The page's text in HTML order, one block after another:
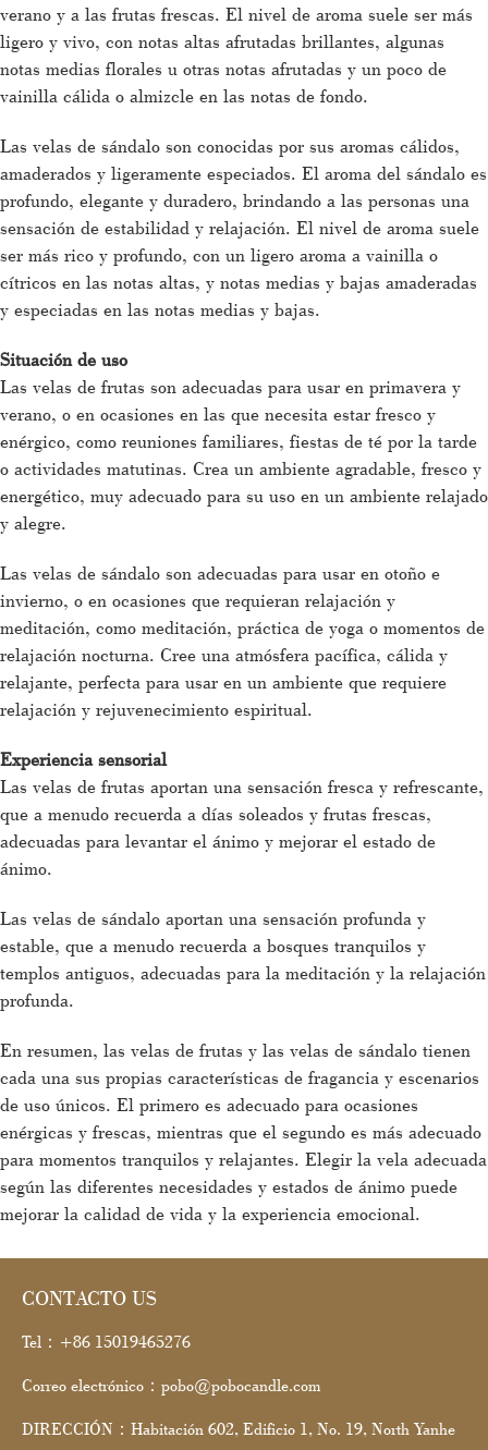
verano y a las frutas frescas. El nivel de aroma suele ser más
ligero y vivo, con notas altas afrutadas brillantes, algunas
notas medias florales u otras notas afrutadas y un poco de
vainilla cálida o almizcle en las notas de fondo.
Las velas de sándalo son conocidas por sus aromas cálidos,
amaderados y ligeramente especiados. El aroma del sándalo es
profundo, elegante y duradero, brindando a las personas una
sensación de estabilidad y relajación. El nivel de aroma suele
ser más rico y profundo, con un ligero aroma a vainilla o
cítricos en las notas altas, y notas medias y bajas amaderadas
y especiadas en las notas medias y bajas.
Situación de uso
Las velas de frutas son adecuadas para usar en primavera y
verano, o en ocasiones en las que necesita estar fresco y
enérgico, como reuniones familiares, fiestas de té por la tarde
o actividades matutinas. Crea un ambiente agradable, fresco y
energético, muy adecuado para su uso en un ambiente relajado
y alegre.
Las velas de sándalo son adecuadas para usar en otoño e
invierno, o en ocasiones que requieran relajación y
meditación, como meditación, práctica de yoga o momentos de
relajación nocturna. Cree una atmósfera pacífica, cálida y
relajante, perfecta para usar en un ambiente que requiere
relajación y rejuvenecimiento espiritual.
Experiencia sensorial
Las velas de frutas aportan una sensación fresca y refrescante,
que a menudo recuerda a días soleados y frutas frescas,
adecuadas para levantar el ánimo y mejorar el estado de
ánimo.
Las velas de sándalo aportan una sensación profunda y
estable, que a menudo recuerda a bosques tranquilos y
templos antiguos, adecuadas para la meditación y la relajación
profunda.
En resumen, las velas de frutas y las velas de sándalo tienen
cada una sus propias características de fragancia y escenarios
de uso únicos. El primero es adecuado para ocasiones
enérgicas y frescas, mientras que el segundo es más adecuado
para momentos tranquilos y relajantes. Elegir la vela adecuada
según las diferentes necesidades y estados de ánimo puede
mejorar la calidad de vida y la experiencia emocional.
CONTACTO US
Tel：+86 15019465276
Correo electrónico：pobo@pobocandle.com
DIRECCIÓN：Habitación 602, Edificio 1, No. 19, North Yanhe